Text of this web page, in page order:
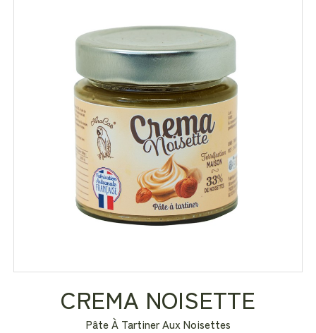
CREMA NOISETTE
Pâte À Tartiner Aux Noisettes